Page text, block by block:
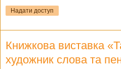
Надати доступ
Книжкова виставка
художник слова та